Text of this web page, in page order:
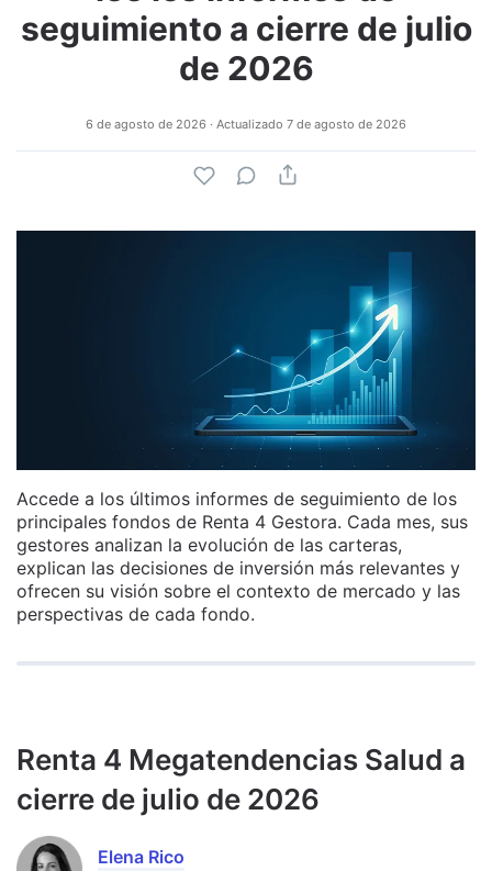
seguimiento a cierre de julio
de 2026
6 de agosto de 2026 · Actualizado 7 de agosto de 2026
Accede a los últimos informes de seguimiento de los
principales fondos de Renta 4 Gestora. Cada mes, sus
gestores analizan la evolución de las carteras,
explican las decisiones de inversión más relevantes y
ofrecen su visión sobre el contexto de mercado y las
perspectivas de cada fondo.
Renta 4 Megatendencias Salud a
cierre de julio de 2026
Elena Rico